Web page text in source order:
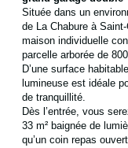
Située dans un
de La Chabure à
maison individuelle
parcelle arborée de 800
D’une surface
lumineuse est idéale
de tranquillité.
Dès l’entrée, vous
33 m² baignée de
qu’un coin repas